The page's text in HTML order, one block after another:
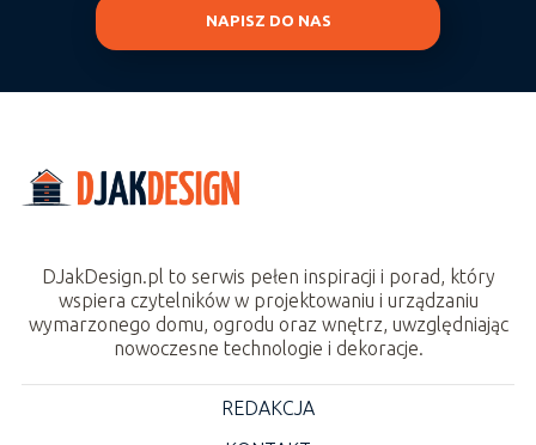
NAPISZ DO NAS
DJakDesign.pl to serwis pełen inspiracji i porad, który
wspiera czytelników w projektowaniu i urządzaniu
wymarzonego domu, ogrodu oraz wnętrz, uwzględniając
nowoczesne technologie i dekoracje.
REDAKCJA